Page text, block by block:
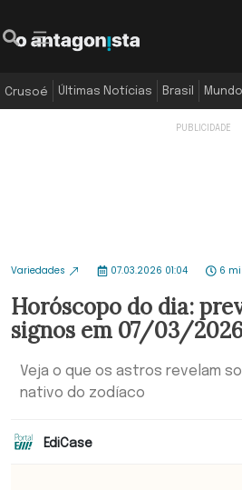
Crusoé Últimas Notícias Brasil Mundo
Variedades 07.03.2026 01:04 6
Horóscopo do dia:
signos em 07/03/
Veja o que os astros revelam
nativo do zodíaco
EdiCase